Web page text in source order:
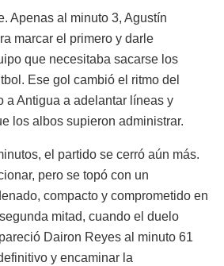
Apenas al minuto 3, Agustín
marcar el primero y darle
que necesitaba sacarse los
Ese gol cambió el ritmo del
a Antigua a adelantar líneas y
los albos supieron administrar.
el partido se cerró aún más.
pero se topó con un
compacto y comprometido en
mitad, cuando el duelo
Dairon Reyes al minuto 61
y encaminar la